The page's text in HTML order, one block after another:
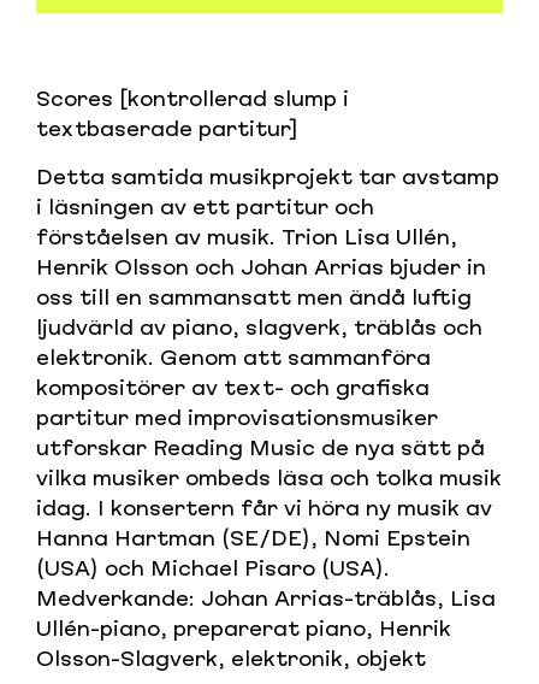
Scores [kontrollerad slump i
textbaserade partitur]
Detta samtida musikprojekt tar avstamp
i läsningen av ett partitur och
förståelsen av musik. Trion Lisa Ullén,
Henrik Olsson och Johan Arrias bjuder in
oss till en sammansatt men ändå luftig
ljudvärld av piano, slagverk, träblås och
elektronik. Genom att sammanföra
kompositörer av text- och grafiska
partitur med improvisationsmusiker
utforskar Reading Music de nya sätt på
vilka musiker ombeds läsa och tolka musik
idag. I konsertern får vi höra ny musik av
Hanna Hartman (SE/DE), Nomi Epstein
(USA) och Michael Pisaro (USA).
Medverkande: Johan Arrias-träblås, Lisa
Ullén-piano, preparerat piano, Henrik
Olsson-Slagverk, elektronik, objekt